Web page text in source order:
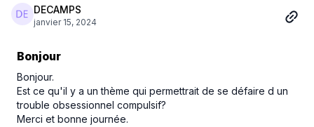
DECAMPS
janvier 15, 2024
Bonjour
Bonjour.
Est ce qu'il y a un thème qui permettrait de se défaire d un
trouble obsessionnel compulsif?
Merci et bonne journée.